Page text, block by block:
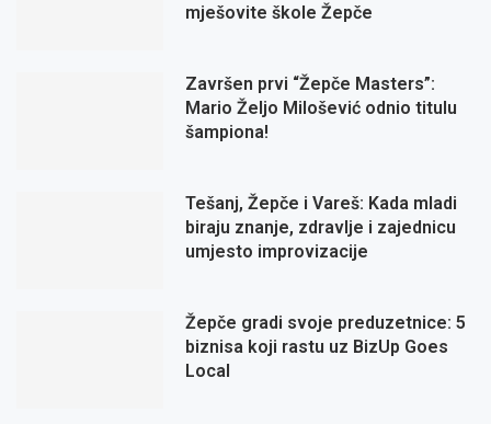
mješovite škole Žepče
Završen prvi “Žepče Masters”:
Mario Željo Milošević odnio titulu
šampiona!
Tešanj, Žepče i Vareš: Kada mladi
biraju znanje, zdravlje i zajednicu
umjesto improvizacije
Žepče gradi svoje preduzetnice: 5
biznisa koji rastu uz BizUp Goes
Local